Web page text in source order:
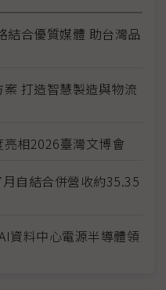
結合優質媒體 助台灣品
打造智慧製造與物流
亮相2026臺灣文博會
自結合併營收約35.35
資料中心電源半導體領